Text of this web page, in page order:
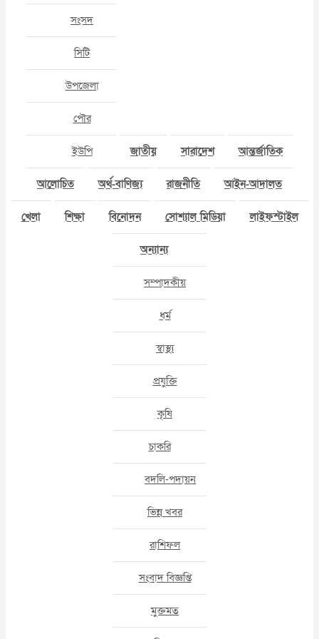
সংসদ
সিটি
উপজেলা
পৌর
ইউপি জাতীয় সারাদেশ আন্তর্জাতিক
আলোচিত অর্থ-বাণিজ্য রাজনীতি আইন-আদালত
খেলা শিক্ষা বিনোদন সোশ্যাল মিডিয়া লাইফস্টাইল
অন্যান্য
সম্পাদকীয়
ধর্ম
স্বাস্থ্য
প্রযুক্তি
কৃষি
চাকরি
বদলি-পদায়ন
ভিন্ন খবর
রাশিফল
সংবাদ বিজ্ঞপ্তি
মুক্তমত